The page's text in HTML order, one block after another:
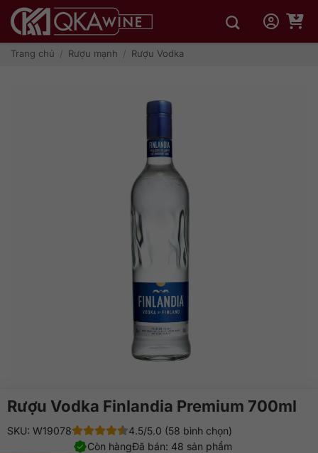
qua
dungTrang chủ / Rượu mạnh / Rượu Vodka
Rượu Vodka Finlandia Premium 700ml
SKU: W19078
4.5/5.0 (58 bình chọn)
Đã bán: 48 sản phẩm
Còn hàng